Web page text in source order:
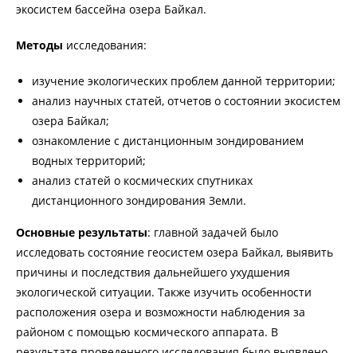
экосистем бассейна озера Байкал.
Методы исследования:
изучение экологических проблем данной территории;
анализ научных статей, отчетов о состоянии экосистем
озера Байкал;
ознакомление с дистанционным зондированием
водных территорий;
анализ статей о космических спутниках
дистанционного зондирования Земли.
Основные результаты: главной задачей было
исследовать состояние геосистем озера Байкал, выявить
причины и последствия дальнейшего ухудшения
экологической ситуации. Также изучить особенности
расположения озера и возможности наблюдения за
районом с помощью космического аппарата. В